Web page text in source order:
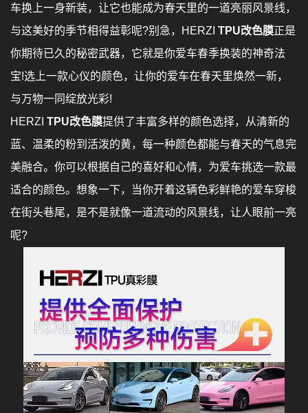
车换上一身新装，让它也能成为春天里的一道亮丽风景线，
与这美好的季节相得益彰呢?别急，HERZI TPU改色膜正是
你期待已久的秘密武器，它就是你爱车春季换装的神奇法
宝!选上一款心仪的颜色，让你的爱车在春天里焕然一新，
与万物一同绽放光彩!
HERZI TPU改色膜提供了丰富多样的颜色选择，从清新的
蓝、温柔的粉到活泼的黄，每一种颜色都能与春天的气息完
美融合。你可以根据自己的喜好和心情，为爱车挑选一款最
适合的颜色。想象一下，当你开着这辆色彩鲜艳的爱车穿梭
在街头巷尾，是不是就像一道流动的风景线，让人眼前一亮
呢?